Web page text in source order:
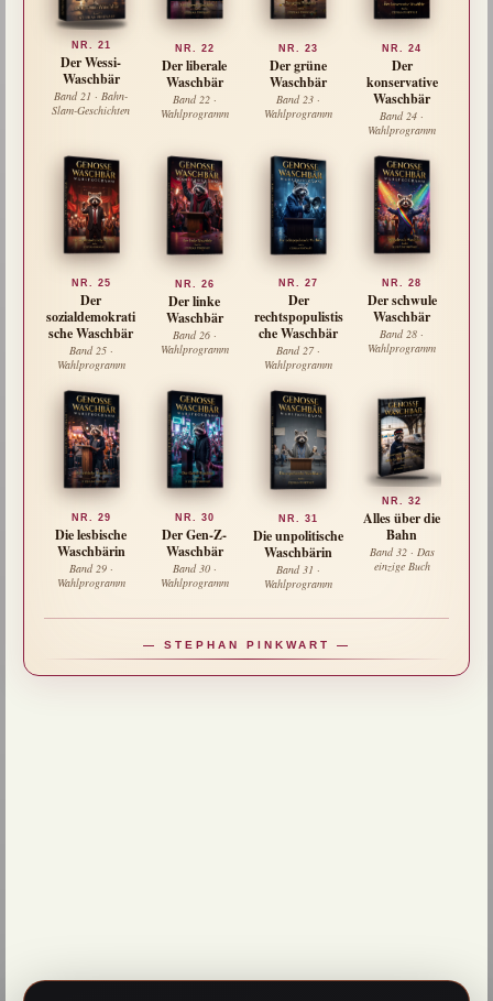
NR. 21
Der Wessi-
Waschbär
Band 21 · Bahn-
Slam-Geschichten
NR. 22
Der liberale
Waschbär
Band 22 ·
Wahlprogramm
NR. 23
Der grüne
Waschbär
Band 23 ·
Wahlprogramm
NR. 24
Der
konservative
Waschbär
Band 24 ·
Wahlprogramm
NR. 25
Der
sozialdemokrati
sche Waschbär
Band 25 ·
Wahlprogramm
NR. 26
Der linke
Waschbär
Band 26 ·
Wahlprogramm
NR. 27
Der
rechtspopulistis
che Waschbär
Band 27 ·
Wahlprogramm
NR. 28
Der schwule
Waschbär
Band 28 ·
Wahlprogramm
NR. 29
Die lesbische
Waschbärin
Band 29 ·
Wahlprogramm
NR. 30
Der Gen-Z-
Waschbär
Band 30 ·
Wahlprogramm
NR. 31
Die unpolitische
Waschbärin
Band 31 ·
Wahlprogramm
NR. 32
Alles über die
Bahn
Band 32 · Das
einzige Buch
— STEPHAN PINKWART —